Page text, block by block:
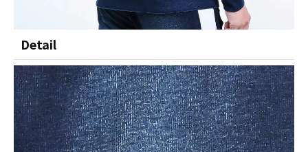
Detail